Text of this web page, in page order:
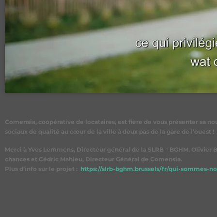
Comensia, coopérative de locataires, est fière de vous présenter sa
sociaux de qualité au cœur de la ville à deux pas de la gare de l’ouest !
Merci à Yves Lemmens, Directeur général de la SLRB – BGHM,
chances et Cédric Mahieu, Directeur Général de Comensia.
Plus d’info sur le projet :
https://slrb-bghm.brussels/fr/qui-sommes-